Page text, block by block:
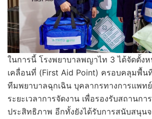
ในการนี้ โรงพยาบาลพญาไท 3 ได้จัดตั้ง
เคลื่อนที่ (First Aid Point) ครอบคลุมพื้น
ทีมพยาบาลฉุกเฉิน บุคลากรทางการแพท
ระยะเวลาการจัดงาน เพื่อรองรับสถานก
ประสิทธิภาพ อีกทั้งยังได้รับการสนับสนุน